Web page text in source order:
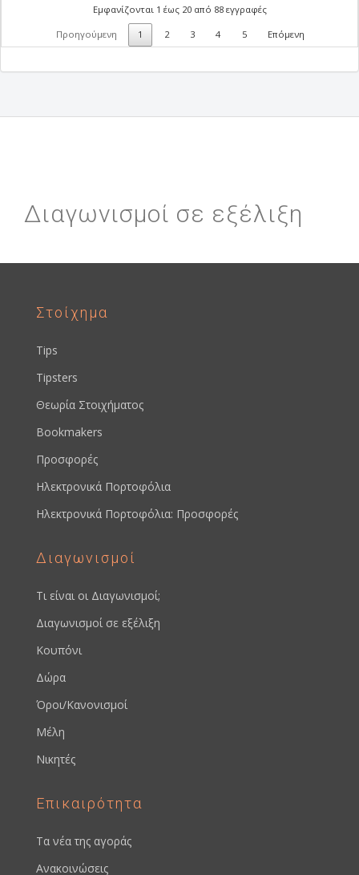
Εμφανίζονται 1 έως 20 από 88 εγγραφές
Προηγούμενη 1 2 3 4 5 Επόμενη
Διαγωνισμοί σε εξέλιξη
Στοίχημα
Tips
Tipsters
Θεωρία Στοιχήματος
Bookmakers
Προσφορές
Ηλεκτρονικά Πορτοφόλια
Ηλεκτρονικά Πορτοφόλια: Προσφορές
Διαγωνισμοί
Τι είναι οι Διαγωνισμοί;
Διαγωνισμοί σε εξέλιξη
Κουπόνι
Δώρα
Όροι/Κανονισμοί
Μέλη
Νικητές
Επικαιρότητα
Τα νέα της αγοράς
Ανακοινώσεις